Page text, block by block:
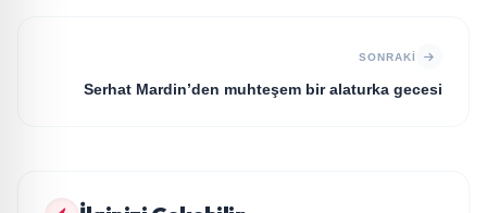
SONRAKI
Serhat Mardin’den muhteşem bir alaturka gecesi
KÜLTÜR VE SANAT